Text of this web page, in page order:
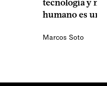
tecnología y
humano es
Marcos Soto